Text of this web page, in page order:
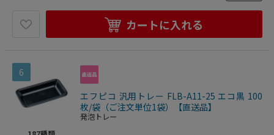
カートに入れる
6
エフピコ 汎用トレー FLB-A11-25 エコ黒 100
枚/袋（ご注文単位1袋）【直送品】
発泡トレー